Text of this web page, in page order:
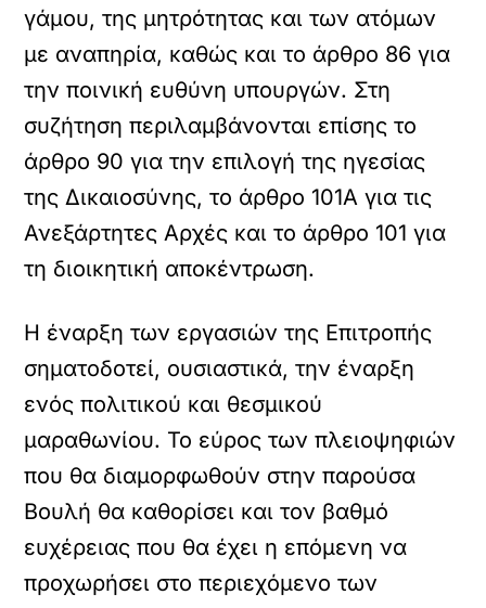
γάμου, της μητρότητας και των ατόμων
με αναπηρία, καθώς και το άρθρο 86 για
την ποινική ευθύνη υπουργών. Στη
συζήτηση περιλαμβάνονται επίσης το
άρθρο 90 για την επιλογή της ηγεσίας
της Δικαιοσύνης, το άρθρο 101Α για τις
Ανεξάρτητες Αρχές και το άρθρο 101 για
τη διοικητική αποκέντρωση.
Η έναρξη των εργασιών της Επιτροπής
σηματοδοτεί, ουσιαστικά, την έναρξη
ενός πολιτικού και θεσμικού
μαραθωνίου. Το εύρος των πλειοψηφιών
που θα διαμορφωθούν στην παρούσα
Βουλή θα καθορίσει και τον βαθμό
ευχέρειας που θα έχει η επόμενη να
προχωρήσει στο περιεχόμενο των